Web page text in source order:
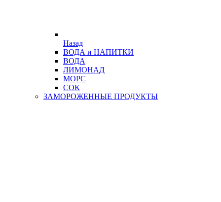
Назад
ВОДА и НАПИТКИ
ВОДА
ЛИМОНАД
МОРС
СОК
ЗАМОРОЖЕННЫЕ ПРОДУКТЫ